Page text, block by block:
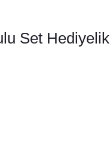
Set Hediyelik